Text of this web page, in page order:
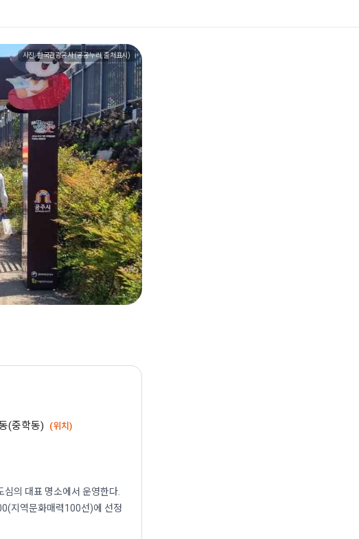
사진: 한국관광공사 (공공누리, 출처표시)
(중학동) (위치)
의 대표 명소에서 운영한다.
지역문화매력100선)에 선정